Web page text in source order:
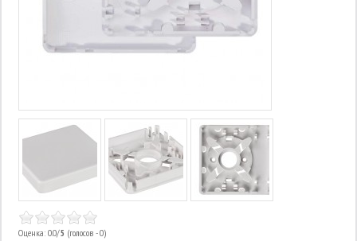
Оценка: 0.0/5 (голосов - 0)